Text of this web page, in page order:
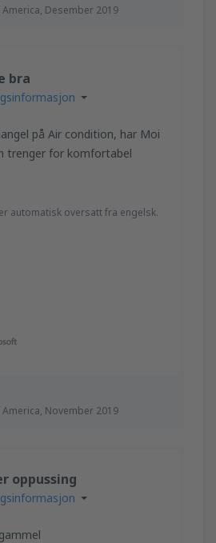
Desember 2019
November 2019
bra
på Air condition, har Moi
trenger for komfortabel
automatisk oversatt fra engelsk.
oppussing